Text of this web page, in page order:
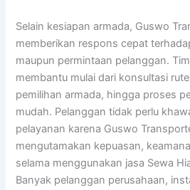
Selain kesiapan armada, Guswo
memberikan respons cepat
maupun permintaan pelanggan.
membantu mulai dari konsultasi
pemilihan armada, hingga proses
mudah. Pelanggan tidak perlu
pelayanan karena Guswo
mengutamakan kepuasan,
selama menggunakan jasa Sewa
Banyak pelanggan perusahaan,